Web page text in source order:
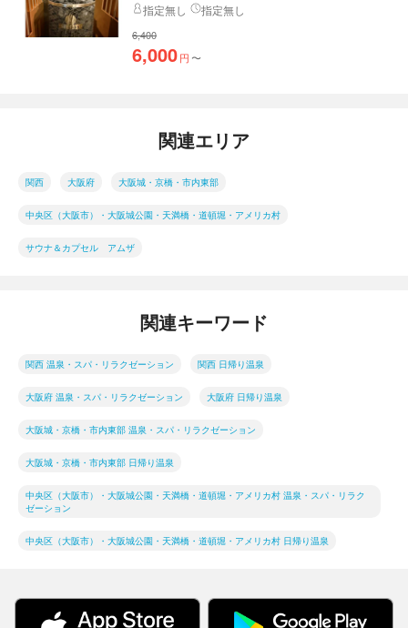
指定無し
指定無し
6,400
6,000円 〜
関連エリア
関西 大阪府 大阪城・京橋・市内東部
中央区（大阪市）・大阪城公園・天満橋・道頓堀・アメリカ村
サウナ＆カプセル アムザ
関連キーワード
関西 温泉・スパ・リラクゼーション 関西 日帰り温泉
大阪府 温泉・スパ・リラクゼーション 大阪府 日帰り温泉
大阪城・京橋・市内東部 温泉・スパ・リラクゼーション
大阪城・京橋・市内東部 日帰り温泉
中央区（大阪市）・大阪城公園・天満橋・道頓堀・アメリカ村 温泉・スパ・リラク
ゼーション
中央区（大阪市）・大阪城公園・天満橋・道頓堀・アメリカ村 日帰り温泉